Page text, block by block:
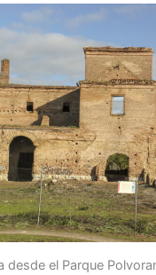
desde el Parque